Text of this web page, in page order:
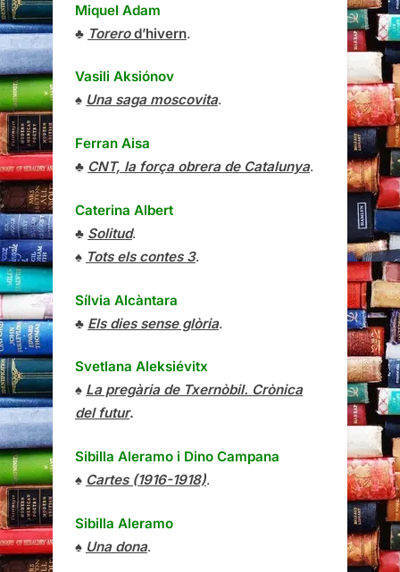
Miquel Adam
♣ Torerod’hivern.
Vasili Aksiónov
♠ Una saga moscovita.
Ferran Aisa
♣ CNT, la força obrera de Catalunya.
Caterina Albert
♣ Solitud.
♠ Tots els contes 3.
Sílvia Alcàntara
♣ Els dies sense glòria.
Svetlana Aleksiévitx
♠ La pregària de Txernòbil. Crònica
del futur.
Sibilla Aleramo i Dino Campana
♠ Cartes (1916-1918).
Sibilla Aleramo
♠ Una dona.